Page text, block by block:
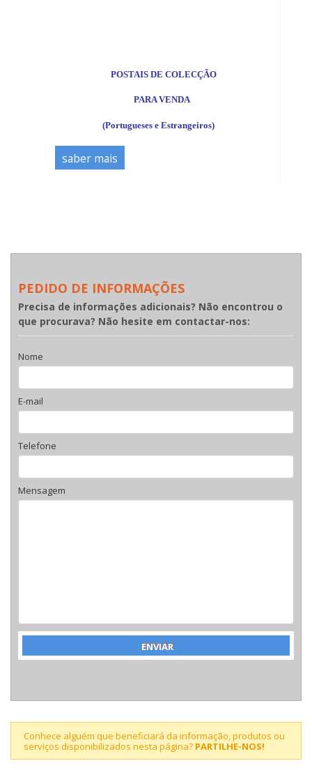
POSTAIS DE COLECÇÃO
PARA VENDA
(Portugueses e Estrangeiros)
saber mais
PEDIDO DE INFORMAÇÕES
Precisa de informações adicionais? Não encontrou o
que procurava? Não hesite em contactar-nos:
Nome
E-mail
Telefone
Mensagem
Conhece alguém que beneficiará da informação, produtos ou
serviços disponibilizados nesta página? PARTILHE-NOS!